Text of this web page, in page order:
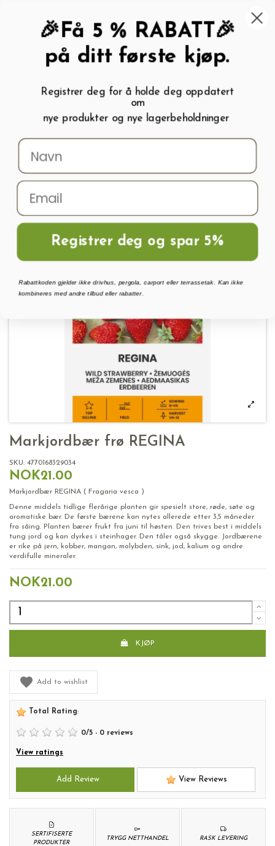
My wishlist ( 0
Menu Søk Logg inn Handlevogn
Hjem
Markjordbær frø REGINA
SKU: 4770168329034
NOK21.00
Markjordbær REGINA ( Fragaria vesca )
Denne middels tidlige flerårige planten gir spesielt store, røde, søte og
aromatiske bær. De første bærene kan nytes allerede etter 3,5 måneder
fra såing. Planten bærer frukt fra juni til høsten. Den trives best i middels
tung jord og kan dyrkes i steinhager. Den tåler også skygge. Jordbærene
er rike på jern, kobber, mangan, molybden, sink, jod, kalium og andre
verdifulle mineraler.
NOK21.00
KJØP
Add to wishlist
Total Rating:
0/5 - 0 reviews
View ratings
Add Review View Reviews
RASK LEVERING
TRYGG NETTHANDEL
SERTIFISERTE
PRODUKTER
🎉Få 5 % RABATT🎉
på ditt første kjøp.
Registrer deg for å holde deg oppdatert
om
nye produkter og nye lagerbeholdninger
Registrer deg og spar 5%
Rabattkoden gjelder ikke drivhus, pergola, carport eller terrassetak. Kan ikke
kombineres med andre tilbud eller rabatter.